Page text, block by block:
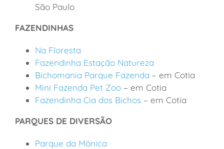
São Paulo
FAZENDINHAS
Na Floresta
Fazendinha Estação Natureza
Bichomania Parque Fazenda – em Cotia
Mini Fazenda Pet Zoo– em Cotia
Fazendinha Cia dos Bichos– em Cotia
PARQUES DE DIVERSÃO
Parque da Mônica